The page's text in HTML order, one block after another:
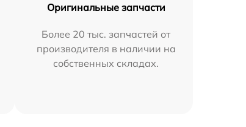
Оригинальные запчасти
Более 20 тыс. запчастей от
производителя в наличии на
собственных складах.